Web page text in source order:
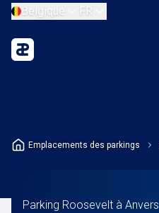
Belgique FR
Emplacements des parkings
Parking Roosevelt à Anvers